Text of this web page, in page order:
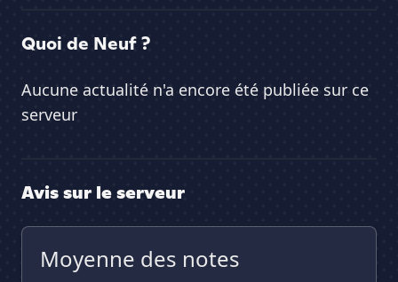
Quoi de Neuf ?
Aucune actualité n'a encore été publiée sur ce
serveur
Avis sur le serveur
Moyenne des notes